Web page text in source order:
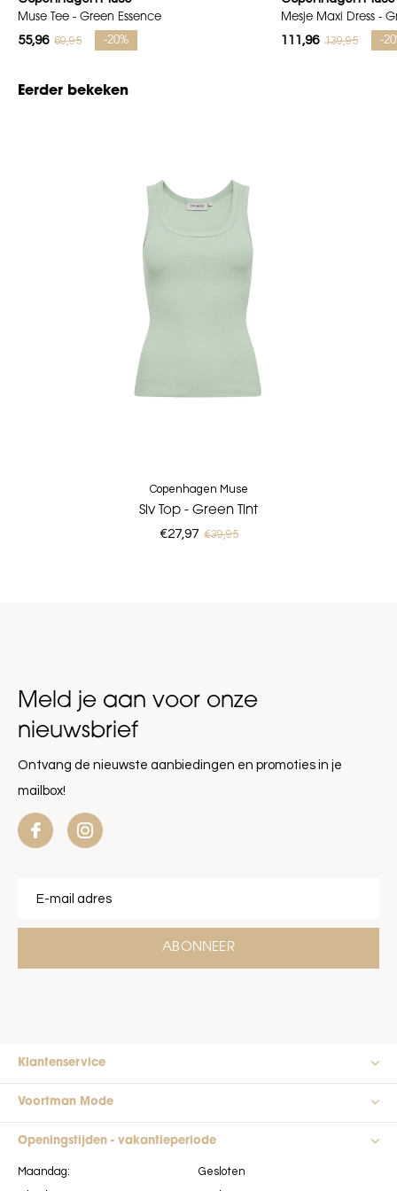
Muse Tee - Green Essence
55,96 69,95 -20%
Mesje Maxi Dress -
111,96 139,95 -
Eerder bekeken
Copenhagen Muse
Siv Top - Green Tint
€27,97 €39,95
Meld je aan voor onze
nieuwsbrief
Ontvang de nieuwste aanbiedingen en promoties in je
mailbox!
ABONNEER
Klantenservice
Voortman Mode
Openingstijden - vakantieperiode
Maandag:
Gesloten